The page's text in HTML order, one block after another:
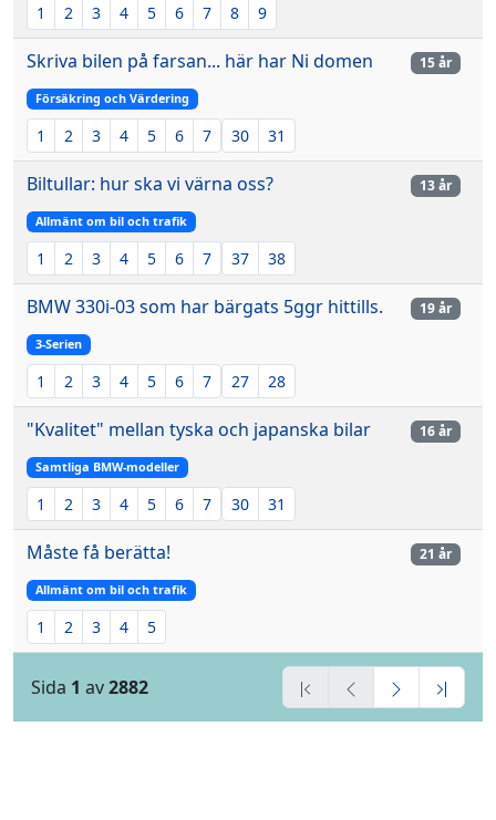
1 2 3 4 5 6 7 8 9
Skriva bilen på farsan... här har Ni domen
Försäkring och Värdering
1 2 3 4 5 6 7 30 31
15 år
Biltullar: hur ska vi värna oss?
Allmänt om bil och trafik
1 2 3 4 5 6 7 37 38
13 år
BMW 330i-03 som har bärgats 5ggr hittills.
3-Serien
1 2 3 4 5 6 7 27 28
19 år
"Kvalitet" mellan tyska och japanska bilar
Samtliga BMW-modeller
1 2 3 4 5 6 7 30 31
16 år
Måste få berätta!
Allmänt om bil och trafik
1 2 3 4 5
21 år
Sida 1 av2882